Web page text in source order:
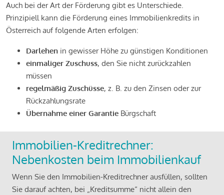
Auch bei der Art der Förderung gibt es Unterschiede.
Prinzipiell kann die Förderung eines Immobilienkredits in
Österreich auf folgende Arten erfolgen:
Darlehen in gewisser Höhe zu günstigen Konditionen
einmaliger Zuschuss, den Sie nicht zurückzahlen
müssen
regelmäßig Zuschüsse, z. B. zu den Zinsen oder zur
Rückzahlungsrate
Übernahme einer Garantie Bürgschaft
Immobilien-Kreditrechner:
Nebenkosten beim Immobilienkauf
Wenn Sie den Immobilien-Kreditrechner ausfüllen, sollten
Sie darauf achten, bei „Kreditsumme“ nicht allein den